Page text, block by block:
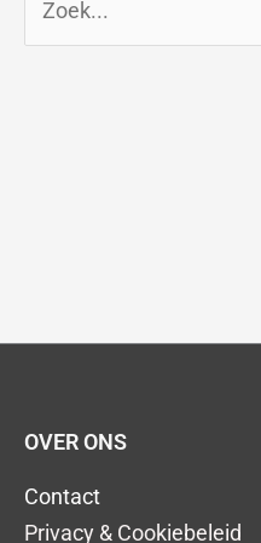
OVER ONS
Contact
Privacy & Cookiebeleid